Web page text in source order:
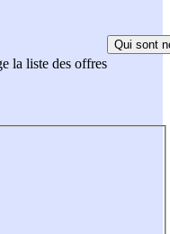
la liste des offres
Qui sont